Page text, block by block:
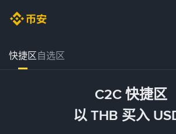
快捷区自选区
C2C 快捷区
以 THB 买入